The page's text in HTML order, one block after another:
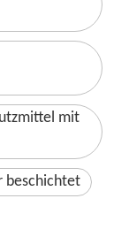
mit
beschichtet